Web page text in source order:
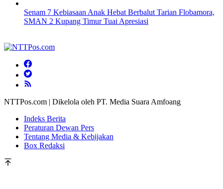
Senam 7 Kebiasaan Anak Hebat Berbalut Tarian Flobamora,
SMAN 2 Kupang Timur Tuai Apresiasi
NTTPos.com | Dikelola oleh PT. Media Suara Amfoang
Indeks Berita
Peraturan Dewan Pers
Tentang Media & Kebijakan
Box Redaksi